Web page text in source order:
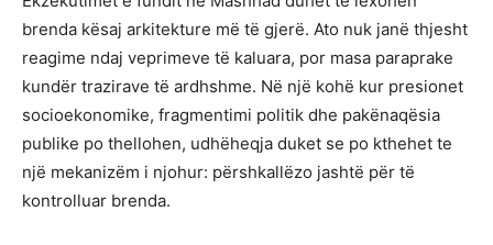
brenda kësaj arkitekture më të gjerë. Ato nuk janë thjesht
reagime ndaj veprimeve të kaluara, por masa paraprake
kundër trazirave të ardhshme. Në një kohë kur presionet
socioekonomike, fragmentimi politik dhe pakënaqësia
publike po thellohen, udhëheqja duket se po kthehet te
një mekanizëm i njohur: përshkallëzo jashtë për të
kontrolluar brenda.